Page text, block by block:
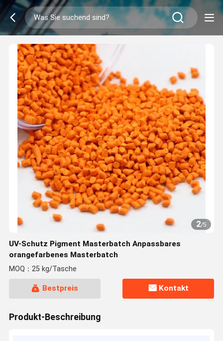
2/5
UV-Schutz Pigment Masterbatch Anpassbares
orangefarbenes Masterbatch
MOQ：25 kg/Tasche
Bestpreis Kontakt
Produkt-Beschreibung